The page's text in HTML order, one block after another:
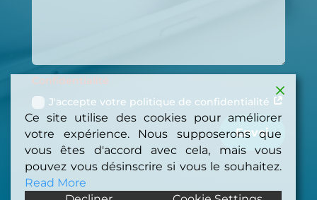
Confidentialité
J'accepte votre politique de confidentialité
Envoi
Ce site utilise des cookies pour améliorer
votre expérience. Nous supposerons que
vous êtes d'accord avec cela, mais vous
pouvez vous désinscrire si vous le souhaitez.
Read More